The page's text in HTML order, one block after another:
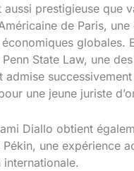
prestigieuse que
de Paris,
globales.
State Law, une
admise
une jeune juriste
Diallo obtient
une expérience